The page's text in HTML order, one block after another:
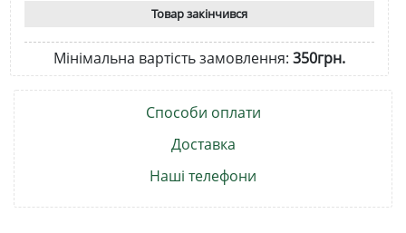
Товар закінчився
Мінімальна вартість замовлення: 350грн.
Способи оплати
Доставка
Наші телефони